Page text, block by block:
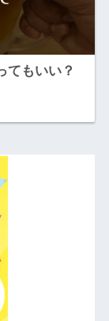
てもいい？